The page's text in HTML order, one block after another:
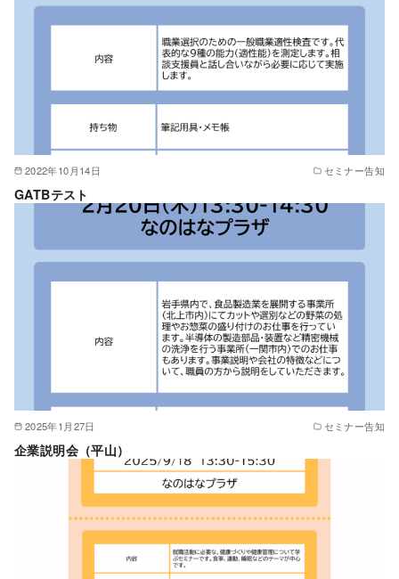
2022年10月14日 セミナー告知
GATBテスト
2025年1月27日 セミナー告知
企業説明会（平山）